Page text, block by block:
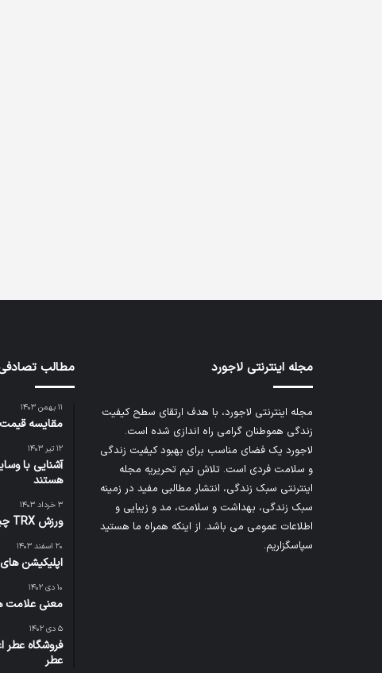
مجله اینترنتی لاجورد
مجله اینترنتی لاجورد، با هدف ارتقای سطح کیفیت
زندگی هموطنان گرامی راه اندازی شده است.
لاجورد یک فضای مناسب برای بهبود کیفیت زندگی
و سلامت فردی است. تلاش تیم تحریریه مجله
اینترنتی سبک زندگی، انتشار مطالبی مفید در زمینه
سبک زندگی، بهداشت و سلامت، مد و زیبایی و
اطلاعات عمومی می باشد. از اینکه همراه ما هستید
سپاسگزاریم.
مطالب
۱۱ بهمن ۱۴۰۳
مقایسه قیمت
۱۲ تیر ۱۴۰۳
آشنایی با
هستند
۳ خرداد ۱۴۰۳
ورزش TRX چیست؟
۲۰ اسفند ۱۴۰۳
اپلیکیشن
۱۰ دی ۱۴۰۲
معنی علامت
۵ دی ۱۴۰۲
فروشگاه عطر
عطر